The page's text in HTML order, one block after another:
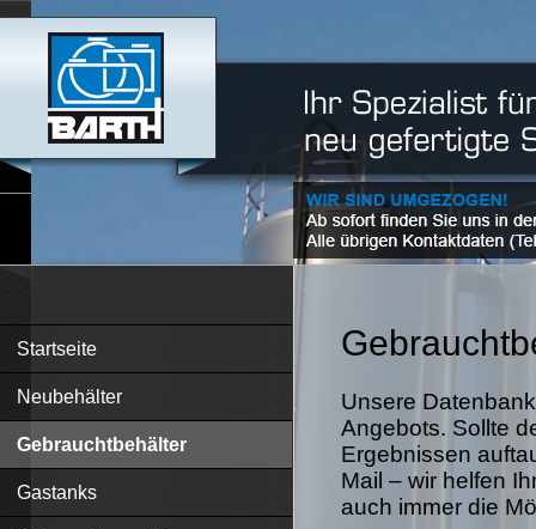
Startseite
Neubehälter
Gebrauchtbehälter
Gastanks
Unsere
Angebots. Sollte
Ergebnissen
Mail – wir helfen
auch immer die